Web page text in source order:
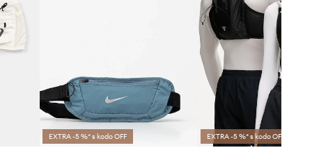
EXTRA -5 %* s kodo OFF EXTRA -5 %* s kodo OFF